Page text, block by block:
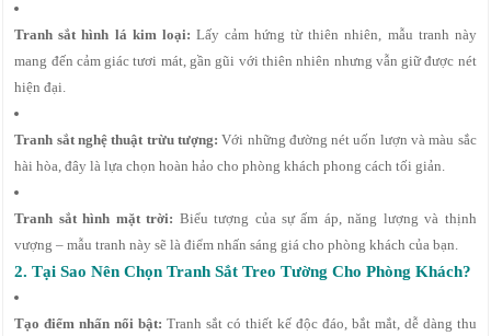
Tranh sắt hình lá kim loại: Lấy cảm hứng từ thiên nhiên, mẫu tranh này
mang đến cảm giác tươi mát, gần gũi với thiên nhiên nhưng vẫn giữ được nét
hiện đại.
Tranh sắt nghệ thuật trừu tượng: Với những đường nét uốn lượn và màu sắc
hài hòa, đây là lựa chọn hoàn hảo cho phòng khách phong cách tối giản.
Tranh sắt hình mặt trời: Biểu tượng của sự ấm áp, năng lượng và thịnh
vượng – mẫu tranh này sẽ là điểm nhấn sáng giá cho phòng khách của bạn.
2. Tại Sao Nên Chọn Tranh Sắt Treo Tường Cho Phòng Khách?
Tạo điểm nhấn nổi bật: Tranh sắt có thiết kế độc đáo, bắt mắt, dễ dàng thu